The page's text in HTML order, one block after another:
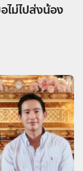
ไม่ไปส่งน้อง